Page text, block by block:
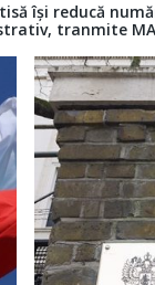
își reducă
tranmite